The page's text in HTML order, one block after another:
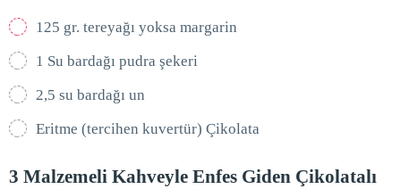
125 gr. tereyağı yoksa margarin
1 Su bardağı pudra şekeri
2,5 su bardağı un
Eritme (tercihen kuvertür) Çikolata
3 Malzemeli Kahveyle Enfes Giden Çikolatalı